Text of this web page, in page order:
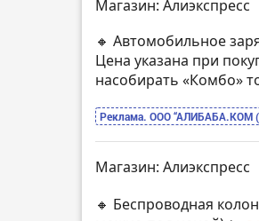
Магазин: Алиэкспресс
🔸 Автомобильное
Цена указана при
насобирать «Комбо»
Реклама. ООО “АЛИБАБА.КОМ
Магазин: Алиэкспресс
🔸 Беспроводная